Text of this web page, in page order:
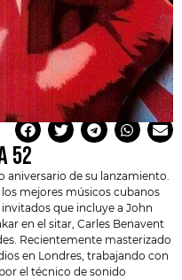
52
aniversario de su lanzamiento.
mejores músicos cubanos
que incluye a John
en el sitar, Carles Benavent
Recientemente masterizado
en Londres, trabajando con
el técnico de sonido